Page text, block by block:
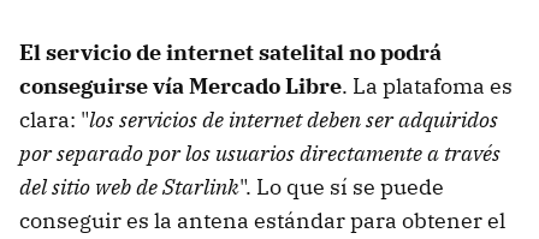
El servicio de internet satelital no podrá
conseguirse vía Mercado Libre. La platafoma es
clara: "los servicios de internet deben ser adquiridos
por separado por los usuarios directamente a través
del sitio web de Starlink". Lo que sí se puede
conseguir es la antena estándar para obtener el